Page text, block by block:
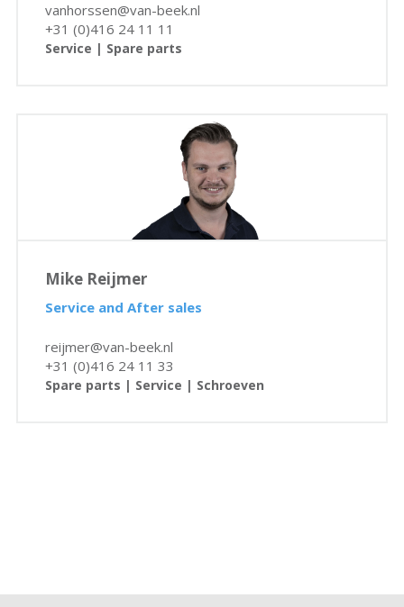
vanhorssen@van-beek.nl
+31 (0)416 24 11 11
Service | Spare parts
Mike Reijmer
Service and After sales
reijmer@van-beek.nl
+31 (0)416 24 11 33
Spare parts | Service | Schroeven